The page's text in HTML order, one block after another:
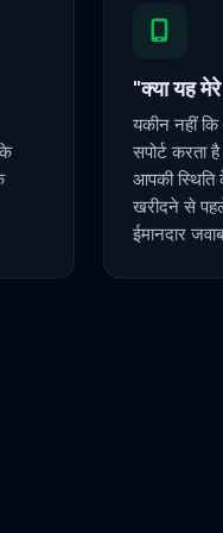
"क्या यह
यकीन नहीं
सपोर्ट करता
आपकी स्थिति
खरीदने से
ईमानदार